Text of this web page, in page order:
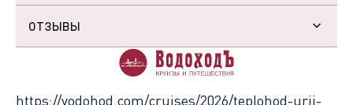
ОТЗЫВЫ
https://vodohod.com/cruises/2026/teplohod-urij-